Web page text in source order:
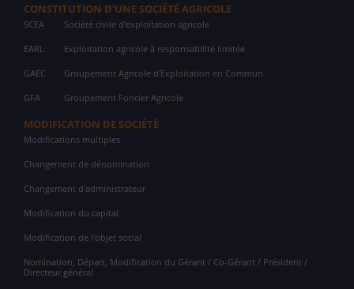
CONSTITUTION D'UNE SOCIÉTÉ AGRICOLE
SCEA Société civile d'exploitation agricole
EARL Exploitation agricole à responsabilité limitée
GAEC Groupement Agricole d'Exploitation en Commun
GFA Groupement Foncier Agricole
MODIFICATION DE SOCIÉTÉ
Modifications multiples
Changement de dénomination
Changement d'administrateur
Modification du capital
Modification de l'objet social
Nomination, Départ, Modification du Gérant / Co-Gérant / Président /
Directeur général